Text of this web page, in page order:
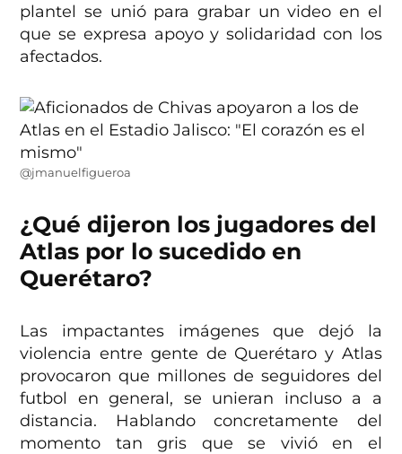
plantel se unió para grabar un video en el
que se expresa apoyo y solidaridad con los
afectados.
@jmanuelfigueroa
¿Qué dijeron los jugadores del
Atlas por lo sucedido en
Querétaro?
Las impactantes imágenes que dejó la
violencia entre gente de Querétaro y Atlas
provocaron que millones de seguidores del
futbol en general, se unieran incluso a a
distancia. Hablando concretamente del
momento tan gris que se vivió en el